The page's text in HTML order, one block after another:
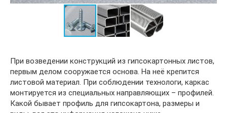
При возведении конструкций из гипсокартонных листов,
первым делом сооружается основа. На неё крепится
листовой материал. При соблюдении технологи, каркас
монтируется из специальных направляющих – профилей.
Какой бывает профиль для гипсокартона, размеры и